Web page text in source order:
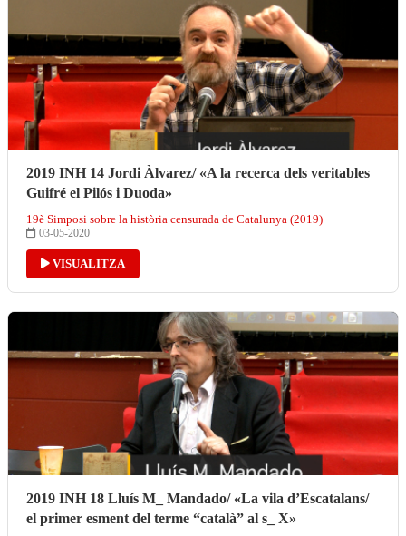
2019 INH 14 Jordi Àlvarez/ «A la recerca dels veritables
Guifré el Pilós i Duoda»
19è Simposi sobre la història censurada de Catalunya (2019)
03-05-2020
VISUALITZA
2019 INH 18 Lluís M_ Mandado/ «La vila d’Escatalans/
el primer esment del terme “català” al s_ X»